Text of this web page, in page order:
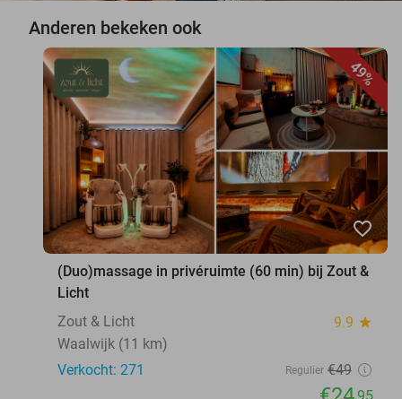
Anderen bekeken ook
49%
favorite_border
(Duo)massage in privéruimte (60 min) bij Zout &
Licht
Zout & Licht
9.9 star
Waalwijk (11 km)
Verkocht: 271
Regulier €49